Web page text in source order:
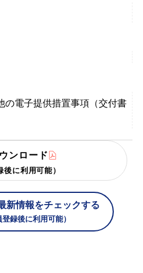
の電子提供措置事項（交付書
ンロード
後に利用可能）
新情報をチェックする
登録後に利用可能）